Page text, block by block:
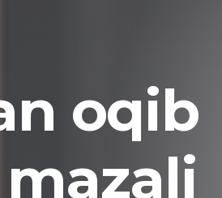
oqib